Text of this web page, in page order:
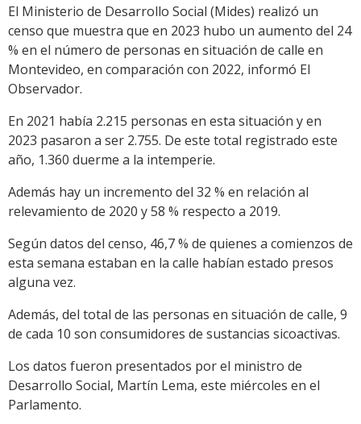
Link
El Ministerio de Desarrollo Social (Mides) realizó un
censo que muestra que en 2023 hubo un aumento del 24
% en el número de personas en situación de calle en
Montevideo, en comparación con 2022, informó El
Observador.
En 2021 había 2.215 personas en esta situación y en
2023 pasaron a ser 2.755. De este total registrado este
año, 1.360 duerme a la intemperie.
Además hay un incremento del 32 % en relación al
relevamiento de 2020 y 58 % respecto a 2019.
Según datos del censo, 46,7 % de quienes a comienzos de
esta semana estaban en la calle habían estado presos
alguna vez.
Además, del total de las personas en situación de calle, 9
de cada 10 son consumidores de sustancias sicoactivas.
Los datos fueron presentados por el ministro de
Desarrollo Social, Martín Lema, este miércoles en el
Parlamento.